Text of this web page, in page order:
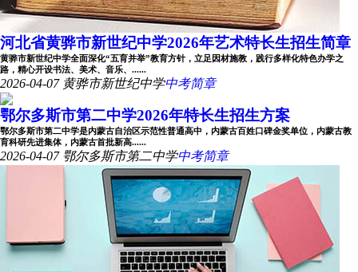
河北省黄骅市新世纪中学2026年艺术特长生招生简章
黄骅市新世纪中学全面深化“五育并举”教育方针，立足因材施教，践行多样化特色办学之
路，精心开设书法、美术、音乐、......
2026-04-07 黄骅市新世纪中学中考简章
鄂尔多斯市第二中学2026年特长生招生方案
鄂尔多斯市第二中学是内蒙古自治区示范性普通高中，内蒙古百姓口碑金奖单位，内蒙古教
育科研先进集体，内蒙古首批新高......
2026-04-07 鄂尔多斯市第二中学中考简章